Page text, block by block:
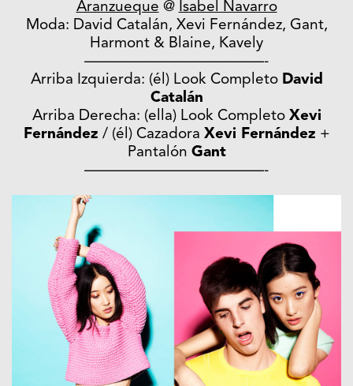
Aranzueque @ Isabel Navarro
Moda: David Catalán, Xevi Fernández, Gant,
Harmont & Blaine, Kavely
————————————-
Arriba Izquierda: (él) Look Completo David
Catalán
Arriba Derecha: (ella) Look Completo Xevi
Fernández / (él) Cazadora Xevi Fernández +
Pantalón Gant
————————————-